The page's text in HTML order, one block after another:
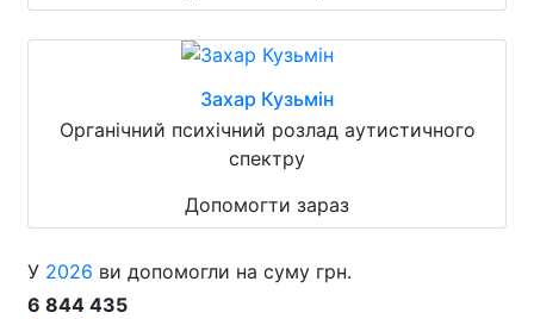
Захар Кузьмін
Органічний психічний розлад аутистичного
спектру
Допомогти зараз
У 2026 ви допомогли на суму грн.
6 844 435